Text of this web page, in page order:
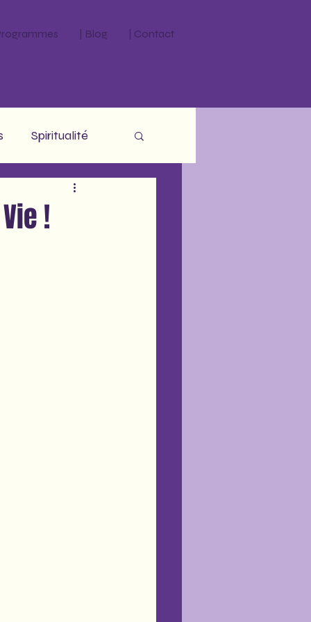
| Blog | Contact
Spiritualité
!